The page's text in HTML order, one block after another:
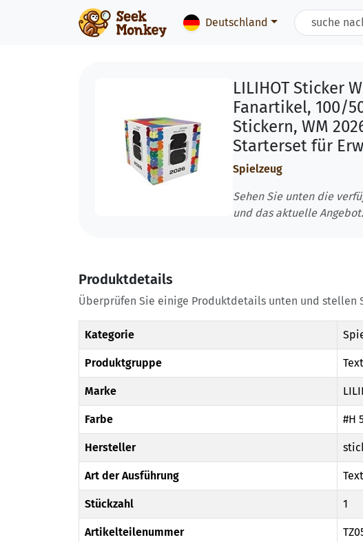
Deutschland
LILIHOT Sticker
Fanartikel, 100/
Stickern, WM
Starterset für
Spielzeug
Sehen Sie unten die
und das aktuelle Angebot.
Produktdetails
Überprüfen Sie einige Produktdetails unten und stellen
Kategorie
Produktgruppe
Marke
Farbe #H
Hersteller
Art der Ausführung
Stückzahl 1
Artikelteilenummer